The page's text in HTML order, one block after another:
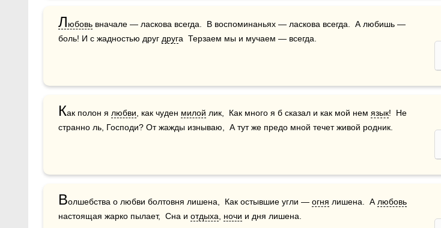
Любовь вначале — ласкова всегда.  В воспоминаньях — ласкова всегда.  А любишь —
боль! И с жадностью друг друга  Терзаем мы и мучаем — всегда.
Как полон я любви , как чуден милой лик,  Как много я б сказал и как мой нем язык!  Не
странно ль, Господи? От жажды изнываю,  А тут же предо мной течет живой родник.
Волшебства о любви болтовня лишена,  Как остывшие угли — огня лишена.  А любовь
настоящая жарко пылает,  Сна и отдыха ночи и дня лишена.